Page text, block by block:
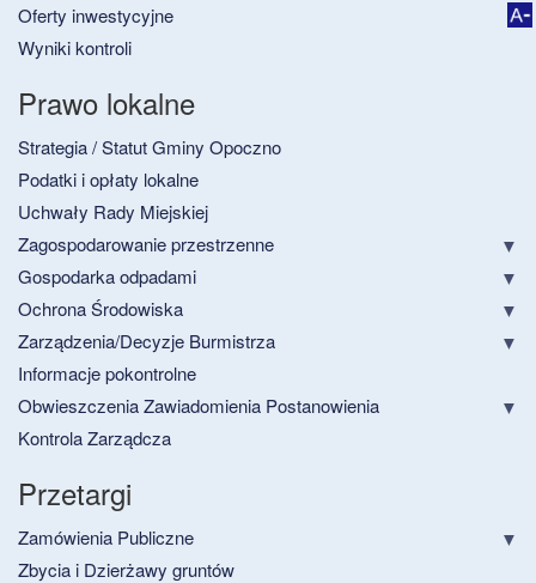
Oferty inwestycyjne
Wyniki kontroli
Prawo lokalne
Strategia / Statut Gminy Opoczno
Podatki i opłaty lokalne
Uchwały Rady Miejskiej
Zagospodarowanie przestrzenne
Gospodarka odpadami
Ochrona Środowiska
Zarządzenia/Decyzje Burmistrza
Informacje pokontrolne
Obwieszczenia Zawiadomienia Postanowienia
Kontrola Zarządcza
Przetargi
Zamówienia Publiczne
Zbycia i Dzierżawy gruntów